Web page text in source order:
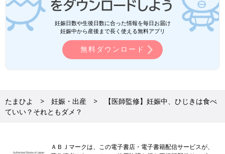
妊娠日数や生後日数に合った情報を毎日お届け
妊娠中から産後まで長く使える無料アプリ
無料ダウンロード
たまひよ 妊娠・出産
【医師監修】妊娠中、ひじきは食べ
ていい？それともダメ？
ＡＢＪマークは、この電子書店・電子書籍配信サービスが、